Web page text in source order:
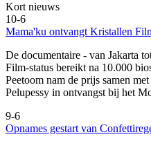
Kort nieuws
10-6
Mama'ku ontvangt Kristallen
De documentaire - van Jakarta
Film-status bereikt na 10.000
Peetoom nam de prijs samen
Pelupessy in ontvangst bij het
9-6
Opnames gestart van